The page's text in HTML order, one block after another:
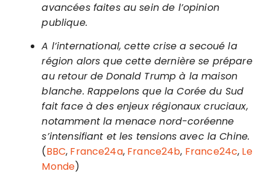
avancées faites au sein de l’opinion
publique.
A l’international, cette crise a secoué la
région alors que cette dernière se prépare
au retour de Donald Trump à la maison
blanche. Rappelons que la Corée du Sud
fait face à des enjeux régionaux cruciaux,
notamment la menace nord-coréenne
s’intensifiant et les tensions avec la Chine.
(BBC, France24a, France24b, France24c, Le
Monde)